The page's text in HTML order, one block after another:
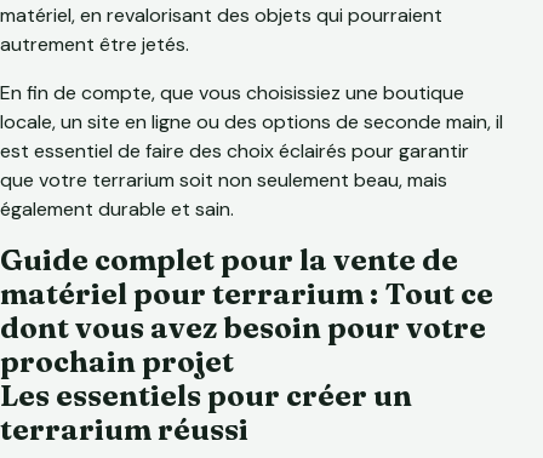
matériel, en revalorisant des objets qui pourraient
autrement être jetés.
En fin de compte, que vous choisissiez une boutique
locale, un site en ligne ou des options de seconde main, il
est essentiel de faire des choix éclairés pour garantir
que votre terrarium soit non seulement beau, mais
également durable et sain.
Guide complet pour la vente de
matériel pour terrarium : Tout ce
dont vous avez besoin pour votre
prochain projet
Les essentiels pour créer un
terrarium réussi